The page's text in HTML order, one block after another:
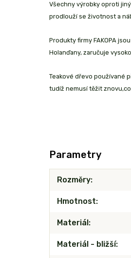
Všechny výrobky oproti
prodlouží se životnost a
Produkty firmy FAKOPA
Holanďany, zaručuje
Teakové dřevo používané
tudíž nemusí těžit
Parametry
Rozměry
Hmotnost
Materiál
Materiál - bližší